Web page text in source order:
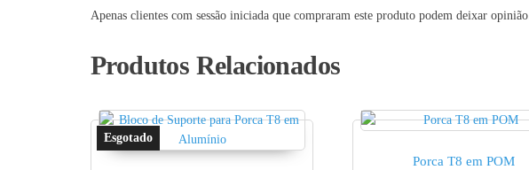
Apenas clientes com sessão iniciada que compraram este produto podem deixar opinião.
Produtos Relacionados
Porca T8 em POM